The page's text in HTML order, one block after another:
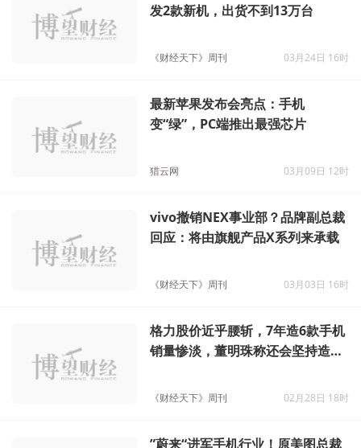
发2款新机，出货不到13万台
《财经天下》周刊 03月24日 16时
最新苹果发布会亮点：手机
变“绿”，PC端推出最强芯片
猎云网 03月09日 12时
vivo撤销NEX事业部？品牌副总裁
回应：将由旗舰产品X系列来承载
《财经天下》周刊 03月03日 16时
格力股价近乎腰斩，7年造6款手机
销量惨淡，董明珠称还会坚持造手
《财经天下》周刊 02月28日 18时
”蔚来“进军手机行业！原美图总裁